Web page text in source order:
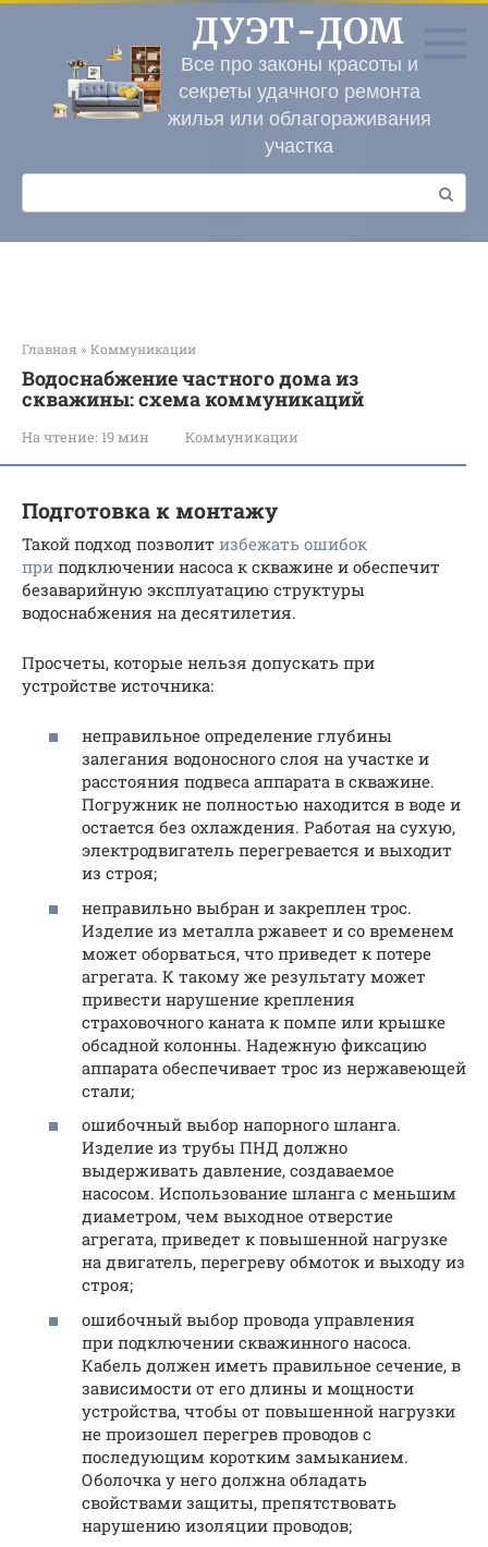
Перейти
контенту
ДУЭТ-ДОМ
Все про законы красоты и
секреты удачного ремонта
жилья или облагораживания
участка
Поиск:
Главная » Коммуникации
Водоснабжение частного дома из
скважины: схема коммуникаций
На чтение: 19 мин Коммуникации
Подготовка к монтажу
Такой подход позволит избежать ошибок
при подключении насоса к скважине и обеспечит
безаварийную эксплуатацию структуры
водоснабжения на десятилетия.
Просчеты, которые нельзя допускать при
устройстве источника:
неправильное определение глубины
залегания водоносного слоя на участке и
расстояния подвеса аппарата в скважине.
Погружник не полностью находится в воде и
остается без охлаждения. Работая на сухую,
электродвигатель перегревается и выходит
из строя;
неправильно выбран и закреплен трос.
Изделие из металла ржавеет и со временем
может оборваться, что приведет к потере
агрегата. К такому же результату может
привести нарушение крепления
страховочного каната к помпе или крышке
обсадной колонны. Надежную фиксацию
аппарата обеспечивает трос из нержавеющей
стали;
ошибочный выбор напорного шланга.
Изделие из трубы ПНД должно
выдерживать давление, создаваемое
насосом. Использование шланга с меньшим
диаметром, чем выходное отверстие
агрегата, приведет к повышенной нагрузке
на двигатель, перегреву обмоток и выходу из
строя;
ошибочный выбор провода управления
при подключении скважинного насоса.
Кабель должен иметь правильное сечение, в
зависимости от его длины и мощности
устройства, чтобы от повышенной нагрузки
не произошел перегрев проводов с
последующим коротким замыканием.
Оболочка у него должна обладать
свойствами защиты, препятствовать
нарушению изоляции проводов;